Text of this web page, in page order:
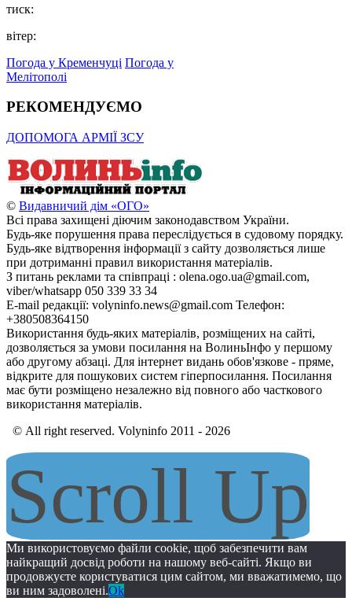
тиск:
вітер:
Погода у Кременчуці Погода у
Мелітополі
РЕКОМЕНДУЄМО
ДОПОМОГА АРМІЇ ЗСУ
© Видавничий дім «ОГО»
Всі права захищені діючим законодавством України.
Будь-яке порушення права переслідується в судовому порядку.
Будь-яке відтворення інформації з сайту дозволяється лише
при дотриманні правил використання матеріалів.
З питань реклами та співпраці : olena.ogo.ua@gmail.com,
viber/whatsapp 050 339 33 34
E-mail редакції: volyninfo.news@gmail.com Телефон:
+380508364150
Використання будь-яких матеріалів, розміщених на сайті,
дозволяється за умови посилання на ВолиньІнфо у першому
або другому абзаці. Для інтернет видань обов'язкове - пряме,
відкрите для пошукових систем гіперпосилання. Посилання
має бути розміщено незалежно від повного або часткового
використання матеріалів.
© All right reserved. Volyninfo 2011 - 2026
Scroll Up
Ми використовуємо файли cookie, щоб забезпечити вам
найкращий досвід роботи на нашому веб-сайті. Якщо ви
продовжуєте користуватися цим сайтом, ми вважатимемо, що
ви ним задоволені.Ok